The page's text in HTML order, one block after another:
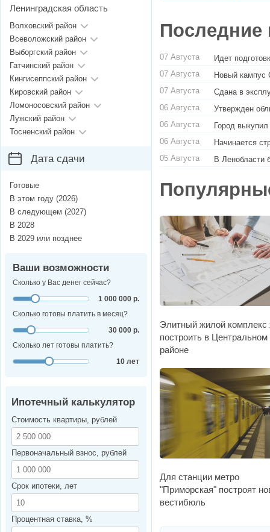
Последние
07 Августа
Идет
07 Августа
Новый кампус
07 Августа
Сдана в
06 Августа
Утвержден
06 Августа
Город
06 Августа
Начинается
05 Августа
В Ленобласти
Элитный жилой комплекс
построить в Центральном
районе
Для станции метро
"Приморская" построят
вестибюль
Ленинградская область
Волховский район
Всеволожский район
Выборгский район
Гатчинский район
Кингисеппский район
Кировский район
Ломоносовский район
Лужский район
Тосненский район
Дата сдачи
Готовые
В этом году (2026)
В следующем (2027)
В 2028
В 2029 или позднее
Ваши возможности
Сколько у Вас денег сейчас?
1 000 000 р.
Сколько готовы платить в месяц?
30 000 р.
Сколько лет готовы платить?
10 лет
Ипотечный калькулятор
Стоимость квартиры, рублей
Первоначальный взнос, рублей
Срок ипотеки, лет
Процентная ставка, %